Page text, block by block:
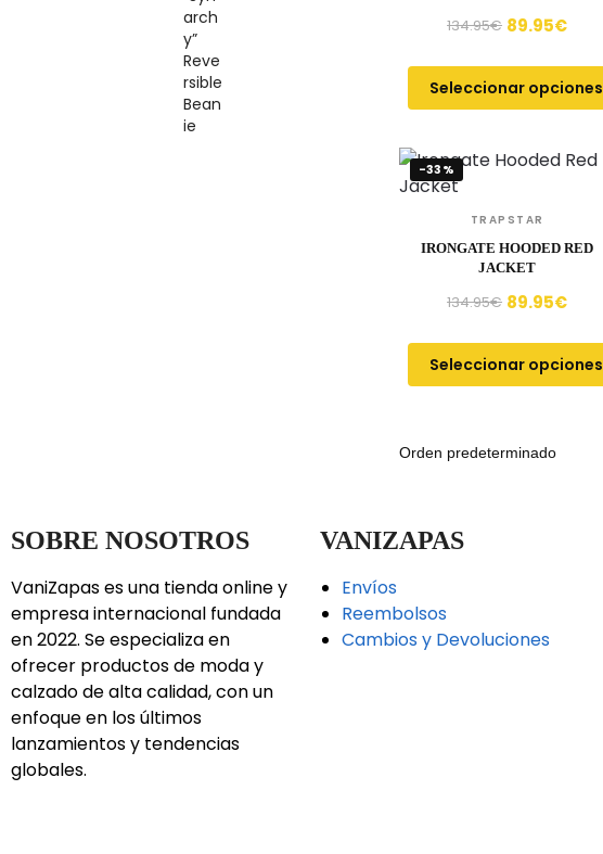
134.95€ 89.95€
Seleccionar opciones
-33%
TRAPSTAR
IRONGATE HOODED RED
JACKET
134.95€ 89.95€
Seleccionar opciones
SOBRE NOSOTROS
VaniZapas es una tienda online y
empresa internacional fundada
en 2022. Se especializa en
ofrecer productos de moda y
calzado de alta calidad, con un
enfoque en los últimos
lanzamientos y tendencias
globales.
VANIZAPAS
Envíos
Reembolsos
Cambios y Devoluciones